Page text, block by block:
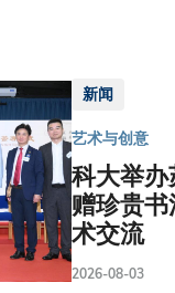
新闻
艺术与创意
科大举
赠珍贵
术交流
2026-08-03